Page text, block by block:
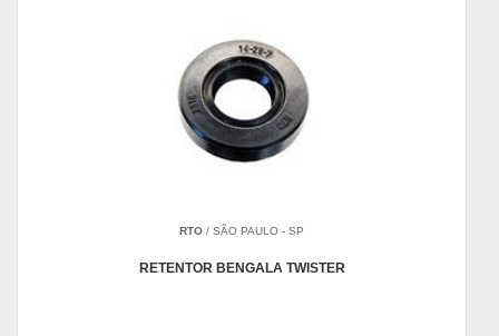
RTO / SÃO PAULO - SP
RETENTOR BENGALA TWISTER